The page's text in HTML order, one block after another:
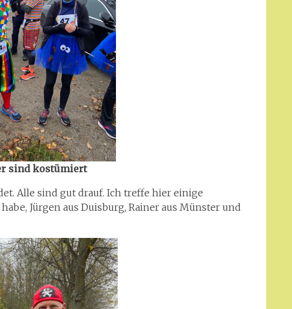
sind kostümiert
Alle sind gut drauf. Ich treffe hier einige
Jürgen aus Duisburg, Rainer aus Münster und